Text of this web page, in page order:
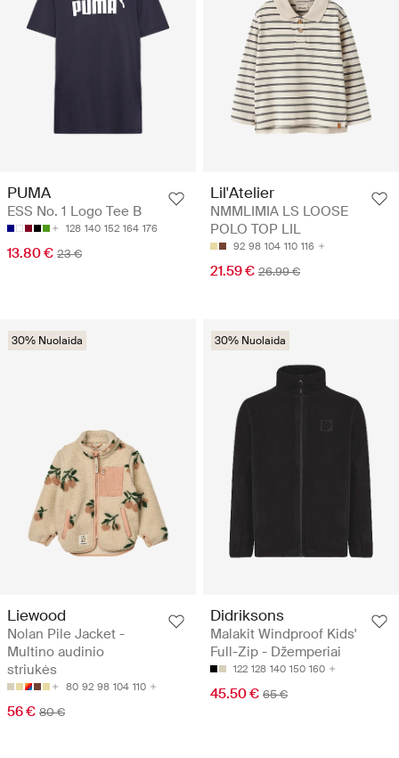
PUMA
ESS No. 1 Logo Tee B
128 140 152 164 176
13.80 € 23 €
Lil'Atelier
NMMLIMIA LS LOOSE
POLO TOP LIL
92 98 104 110 116
21.59 € 26.99 €
30% Nuolaida
Liewood
Nolan Pile Jacket -
Multino audinio
striukės
80 92 98 104 110
56 € 80 €
30% Nuolaida
Didriksons
Malakit Windproof Kids'
Full-Zip - Džemperiai
122 128 140 150 160
45.50 € 65 €